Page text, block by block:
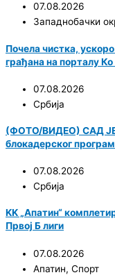
07.08.2026
Западнобачки
Почела чистка,
грађана на порталу
07.08.2026
Србија
(ФОТО/ВИДЕО) САД ЈЕ
блокадерског
07.08.2026
Србија
KK „Апатин“
Првој Б лиги
07.08.2026
Апатин, Спорт